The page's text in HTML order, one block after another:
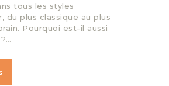
tous les styles
du plus classique au plus
Pourquoi est-il aussi